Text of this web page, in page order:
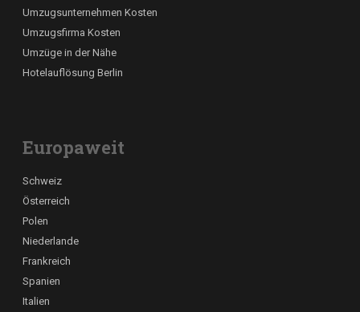
Umzugsunternehmen Kosten
Umzugsfirma Kosten
Umzüge in der Nähe
Hotelauflösung Berlin
Europaweit
Schweiz
Österreich
Polen
Niederlande
Frankreich
Spanien
Italien